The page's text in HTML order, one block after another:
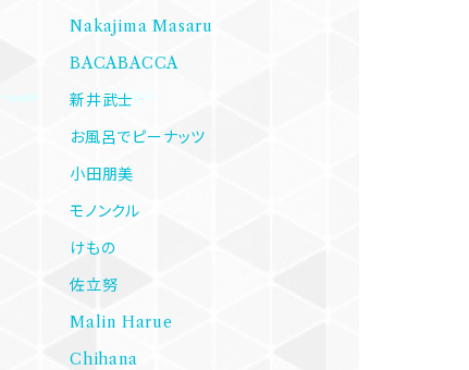
Nakajima Masaru
BACABACCA
新井武士
お風呂でピーナッツ
小田朋美
モノンクル
けもの
佐立努
Malin Harue
Chihana